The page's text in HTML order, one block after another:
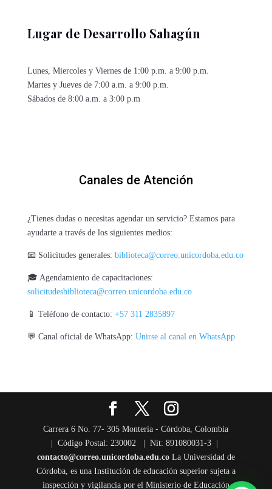
Lugar de Desarrollo Sahagún
Lunes, Miercoles y Viernes de 1:00 p.m. a 9:00 p.m.
Martes y Jueves de 7:00 a.m. a 9:00 p.m.
Sábados de 8:00 a.m. a 3:00 p.m
Canales de Atención
¿Tienes dudas o necesitas agendar un servicio? Estamos para
ayudarte a través de los siguientes medios:
📧 Solicitudes generales: biblioteca@correo.unicordoba.edu.co
🎓 Agendamiento de capacitaciones:
solicitudesbiblioteca@correo.unicordoba.edu.co
📱 Teléfono de contacto: +57 311 2835897
💬 Canal oficial de WhatsApp: Unirse al canal en WhatsApp
Carrera 6 No. 77- 305 Montería - Córdoba, Colombia
| Código Postal: 230002 | Nit: 891080031-3 |
contacto@correo.unicordoba.edu.coLa Universidad de
Córdoba, es una Institución de educación superior sujeta a
inspección y vigilancia por el Ministerio de Educación